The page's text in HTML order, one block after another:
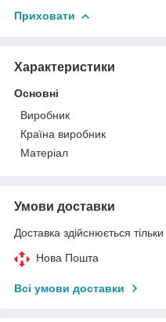
Приховати
Характеристики
Основні
Виробник
Країна виробник
Матеріал
Умови доставки
Доставка здійснюється
Нова Пошта
Всі умови доставки